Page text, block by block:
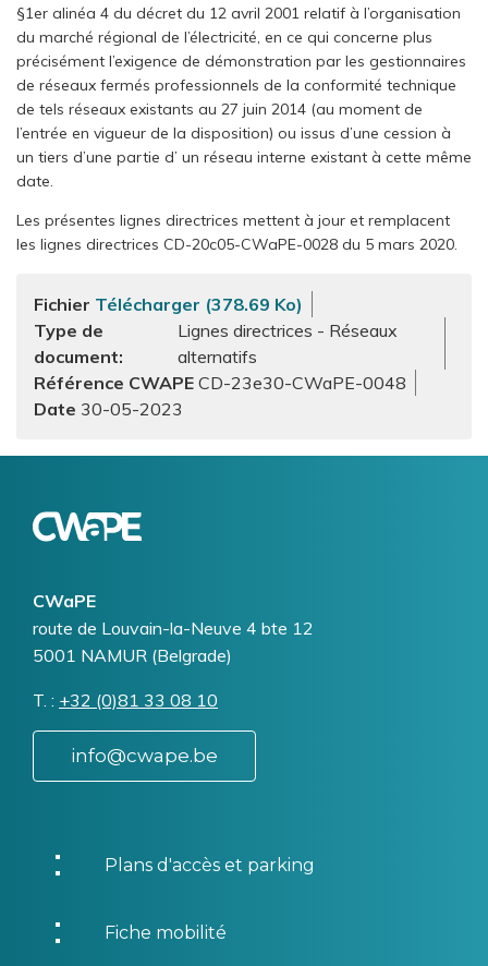
§1er alinéa 4 du décret du 12 avril 2001 relatif à l’organisation
du marché régional de l’électricité, en ce qui concerne plus
précisément l’exigence de démonstration par les gestionnaires
de réseaux fermés professionnels de la conformité technique
de tels réseaux existants au 27 juin 2014 (au moment de
l’entrée en vigueur de la disposition) ou issus d’une cession à
un tiers d’une partie d’ un réseau interne existant à cette même
date.
Les présentes lignes directrices mettent à jour et remplacent
les lignes directrices CD-20c05-CWaPE-0028 du 5 mars 2020.
Fichier Télécharger (378.69 Ko)
Type de
document
Lignes directrices - Réseaux
alternatifs
Référence CWAPE CD-23e30-CWaPE-0048
30-05-2023
CWaPE
Addresse
route de Louvain-la-Neuve 4 bte 12
5001 NAMUR (Belgrade)
T. Téléphone
+32 (0)81 33 08 10
info@cwape.be
Plans d'accès et parking
Fiche mobilité